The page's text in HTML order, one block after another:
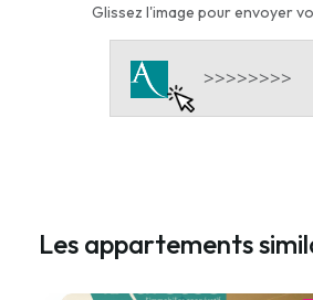
Glissez l'image pour envoyer
Les appartements